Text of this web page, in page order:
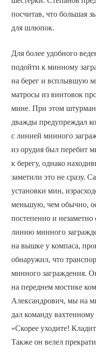
посчитав, что большая
для шлюпок.
Для более удобного
подойти к минному
на берег и всплывшую
матросы из винтовок
мине. При этом
дважды предупреждал
с линией минного
из орудия был перебит
к берегу, однако
заметили это не сразу.
установки мин,
меньшую, чем обычно,
постепенно и
линию минного
на вышке у компаса,
обнаружил, что
минного заграждения.
на переднем мостике
Александрович, мы на
дал команду
«Скорее уходите!
Также он велел